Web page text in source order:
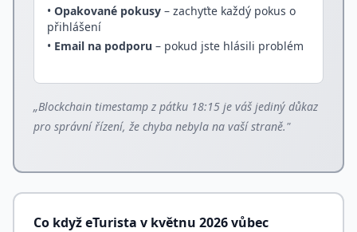
• Opakované pokusy – zachyťte každý pokus o
přihlášení
• Email na podporu – pokud jste hlásili problém
„Blockchain timestamp z pátku 18:15 je váš jediný důkaz
pro správní řízení, že chyba nebyla na vaší straně."
Co když eTurista v květnu 2026 vůbec